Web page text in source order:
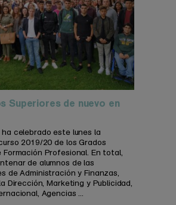
Superiores de nuevo en
ha celebrado este lunes la
2019/20 de los Grados
Formación Profesional. En total,
de alumnos de las
de Administración y Finanzas,
Dirección, Marketing y Publicidad,
Agencias ...